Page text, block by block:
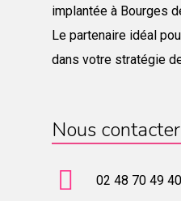
implantée à Bourges
Le partenaire idéal
dans votre stratégie
Nous contacter
02 48 70 49 40